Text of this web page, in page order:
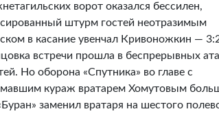
ворот оказался бессилен,
штурм гостей неотразимым
в касание увенчал Кривоножкин —
встречи прошла в беспрерывных
Но оборона «Спутника» во главе с
кураж вратарем Хомутовым
заменил вратаря на шестого